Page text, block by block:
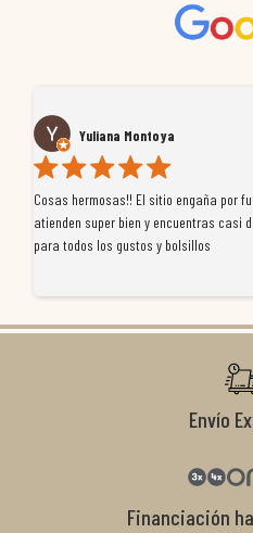
Yuliana Montoya
Cosas hermosas!! El sitio engaña por
atienden super bien y encuentras casi
para todos los gustos y bolsillos
Envío
Financiación